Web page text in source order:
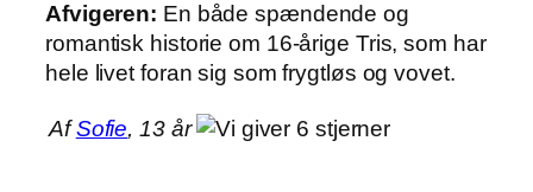
Afvigeren: En både spændende og
romantisk historie om 16-årige Tris, som har
hele livet foran sig som frygtløs og vovet.
AfSofie, 13 år